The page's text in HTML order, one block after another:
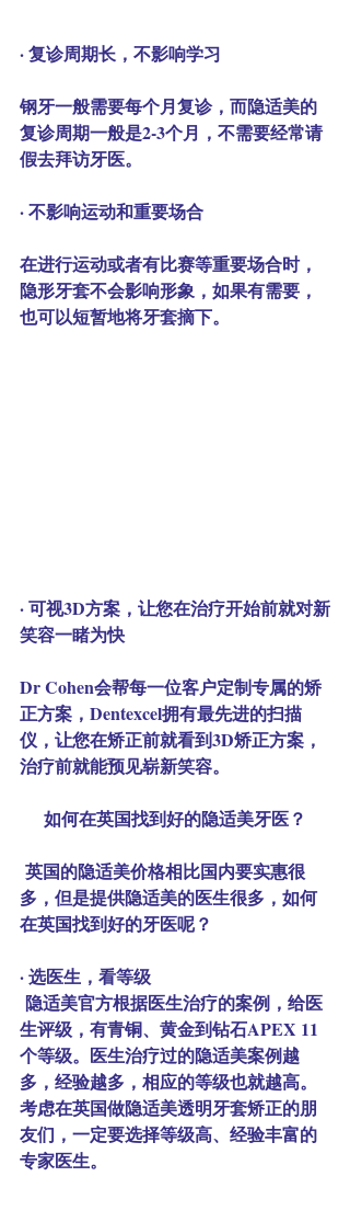
· 复诊周期长，不影响学习
钢牙一般需要每个月复诊，而隐适美的
复诊周期一般是2-3个月，不需要经常请
假去拜访牙医。
· 不影响运动和重要场合
在进行运动或者有比赛等重要场合时，
隐形牙套不会影响形象，如果有需要，
也可以短暂地将牙套摘下。
· 可视3D方案，让您在治疗开始前就对新
笑容一睹为快
Dr Cohen会帮每一位客户定制专属的矫
正方案，Dentexcel拥有最先进的扫描
仪，让您在矫正前就看到3D矫正方案，
治疗前就能预见崭新笑容。
如何在英国找到好的隐适美牙医？
英国的隐适美价格相比国内要实惠很
多，但是提供隐适美的医生很多，如何
在英国找到好的牙医呢？
· 选医生，看等级
隐适美官方根据医生治疗的案例，给医
生评级，有青铜、黄金到钻石APEX 11
个等级。医生治疗过的隐适美案例越
多，经验越多，相应的等级也就越高。
考虑在英国做隐适美透明牙套矫正的朋
友们，一定要选择等级高、经验丰富的
专家医生。